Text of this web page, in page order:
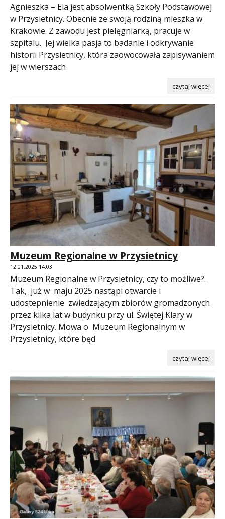
Agnieszka – Ela jest absolwentką Szkoły Podstawowej
w Przysietnicy. Obecnie ze swoją rodziną mieszka w
Krakowie. Z zawodu jest pielęgniarką, pracuje w
szpitalu. Jej wielka pasja to badanie i odkrywanie
historii Przysietnicy, która zaowocowała zapisywaniem
jej w wierszach
czytaj więcej
Muzeum Regionalne w Przysietnicy
12.01.2025 14:03
Muzeum Regionalne w Przysietnicy, czy to możliwe?.
Tak, już w maju 2025 nastąpi otwarcie i
udostepnienie zwiedzającym zbiorów gromadzonych
przez kilka lat w budynku przy ul. Świętej Klary w
Przysietnicy. Mowa o Muzeum Regionalnym w
Przysietnicy, które będ
czytaj więcej